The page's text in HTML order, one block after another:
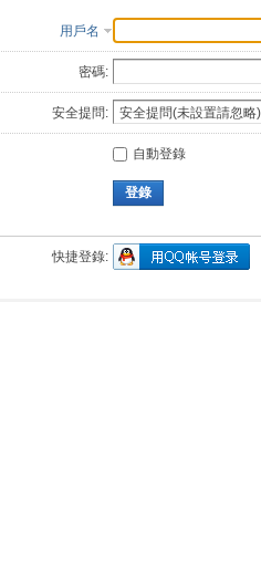
用戶名
密碼:
安全提問:
自動登錄
登錄
快捷登錄: